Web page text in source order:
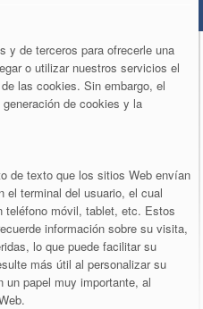
y de terceros para ofrecerle una
o utilizar nuestros servicios el
las cookies. Sin embargo, el
de cookies y la
de texto que los sitios Web envían
el terminal del usuario, el cual
teléfono móvil, tablet, etc. Estos
información sobre su visita,
lo que puede facilitar su
más útil al personalizar su
un papel muy importante, al